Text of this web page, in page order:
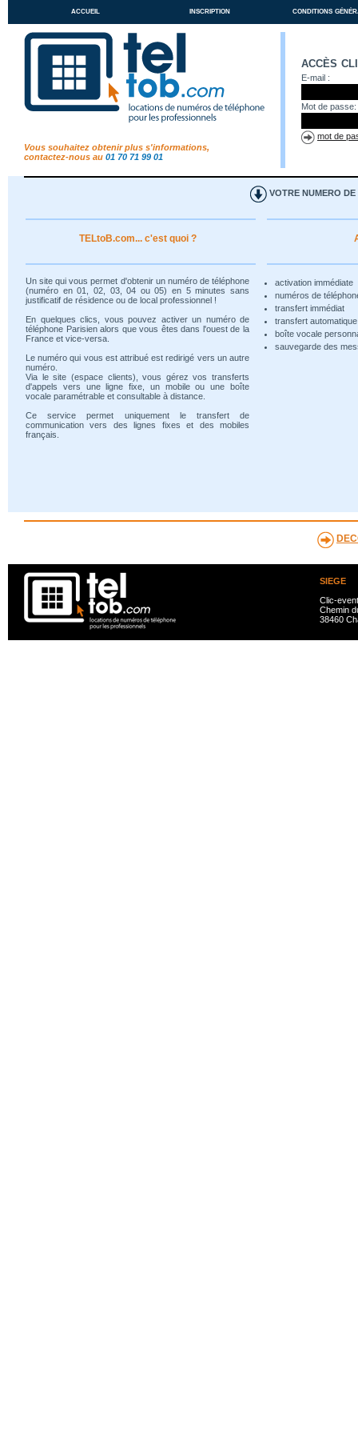
accueil inscription conditions
Vous souhaitez obtenir plus s'informations,
contactez-nous au 01 70 71 99 01
accès
E-mail :
Mot de passe:
mot de
VOTRE NUMERO DE
TELtoB.com... c'est quoi ?
Un site qui vous permet d'obtenir un numéro de téléphone
(numéro en 01, 02, 03, 04 ou 05) en 5 minutes sans
justificatif de résidence ou de local professionnel !
En quelques clics, vous pouvez activer un numéro de
téléphone Parisien alors que vous êtes dans l'ouest de la
France et vice-versa.
Le numéro qui vous est attribué est redirigé vers un autre
numéro.
Via le site (espace clients), vous gérez vos transferts
d'appels vers une ligne fixe, un mobile ou une boîte
vocale paramétrable et consultable à distance.
Ce service permet uniquement le transfert de
communication vers des lignes fixes et des mobiles
français.
activation immédiate
numéros de
transfert immédiat
transfert
boîte vocale
sauvegarde des
SIEGE
Clic-
Chemin
38460